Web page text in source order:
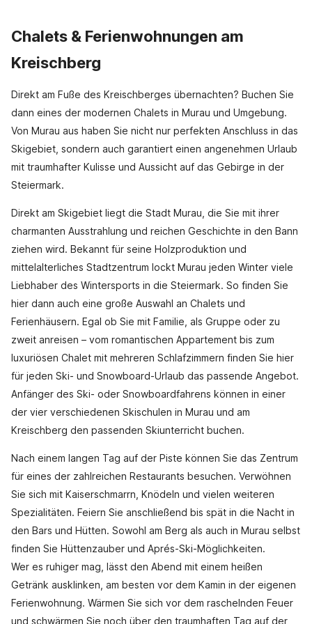
Chalets & Ferienwohnungen am
Kreischberg
Direkt am Fuße des Kreischberges übernachten? Buchen Sie
dann eines der modernen Chalets in Murau und Umgebung.
Von Murau aus haben Sie nicht nur perfekten Anschluss in das
Skigebiet, sondern auch garantiert einen angenehmen Urlaub
mit traumhafter Kulisse und Aussicht auf das Gebirge in der
Steiermark.
Direkt am Skigebiet liegt die Stadt Murau, die Sie mit ihrer
charmanten Ausstrahlung und reichen Geschichte in den Bann
ziehen wird. Bekannt für seine Holzproduktion und
mittelalterliches Stadtzentrum lockt Murau jeden Winter viele
Liebhaber des Wintersports in die Steiermark. So finden Sie
hier dann auch eine große Auswahl an Chalets und
Ferienhäusern. Egal ob Sie mit Familie, als Gruppe oder zu
zweit anreisen – vom romantischen Appartement bis zum
luxuriösen Chalet mit mehreren Schlafzimmern finden Sie hier
für jeden Ski- und Snowboard-Urlaub das passende Angebot.
Anfänger des Ski- oder Snowboardfahrens können in einer
der vier verschiedenen Skischulen in Murau und am
Kreischberg den passenden Skiunterricht buchen.
Nach einem langen Tag auf der Piste können Sie das Zentrum
für eines der zahlreichen Restaurants besuchen. Verwöhnen
Sie sich mit Kaiserschmarrn, Knödeln und vielen weiteren
Spezialitäten. Feiern Sie anschließend bis spät in die Nacht in
den Bars und Hütten. Sowohl am Berg als auch in Murau selbst
finden Sie Hüttenzauber und Aprés-Ski-Möglichkeiten.
Wer es ruhiger mag, lässt den Abend mit einem heißen
Getränk ausklinken, am besten vor dem Kamin in der eigenen
Ferienwohnung. Wärmen Sie sich vor dem raschelnden Feuer
und schwärmen Sie noch über den traumhaften Tag auf der